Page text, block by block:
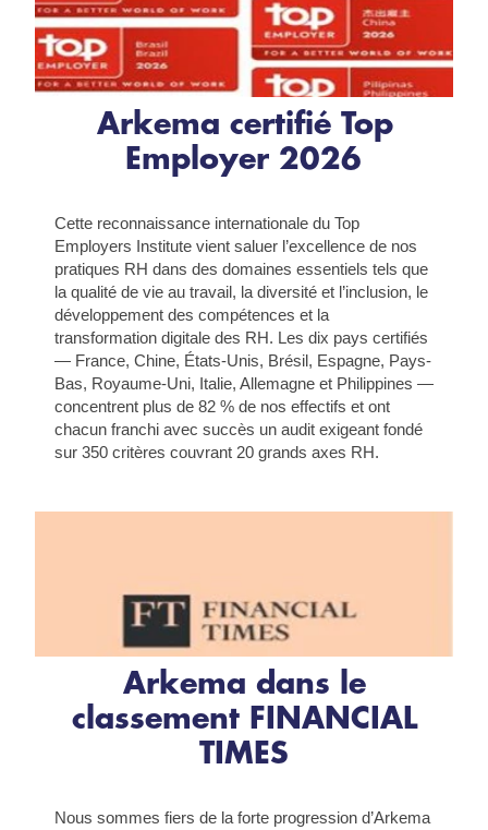
Arkema certifié Top
Employer 2026
Cette reconnaissance internationale du Top
Employers Institute vient saluer l’excellence de nos
pratiques RH dans des domaines essentiels tels que
la qualité de vie au travail, la diversité et l’inclusion, le
développement des compétences et la
transformation digitale des RH. Les dix pays certifiés
— France, Chine, États-Unis, Brésil, Espagne, Pays-
Bas, Royaume-Uni, Italie, Allemagne et Philippines —
concentrent plus de 82 % de nos effectifs et ont
chacun franchi avec succès un audit exigeant fondé
sur 350 critères couvrant 20 grands axes RH.
Arkema dans le
classement FINANCIAL
TIMES
Nous sommes fiers de la forte progression d’Arkema